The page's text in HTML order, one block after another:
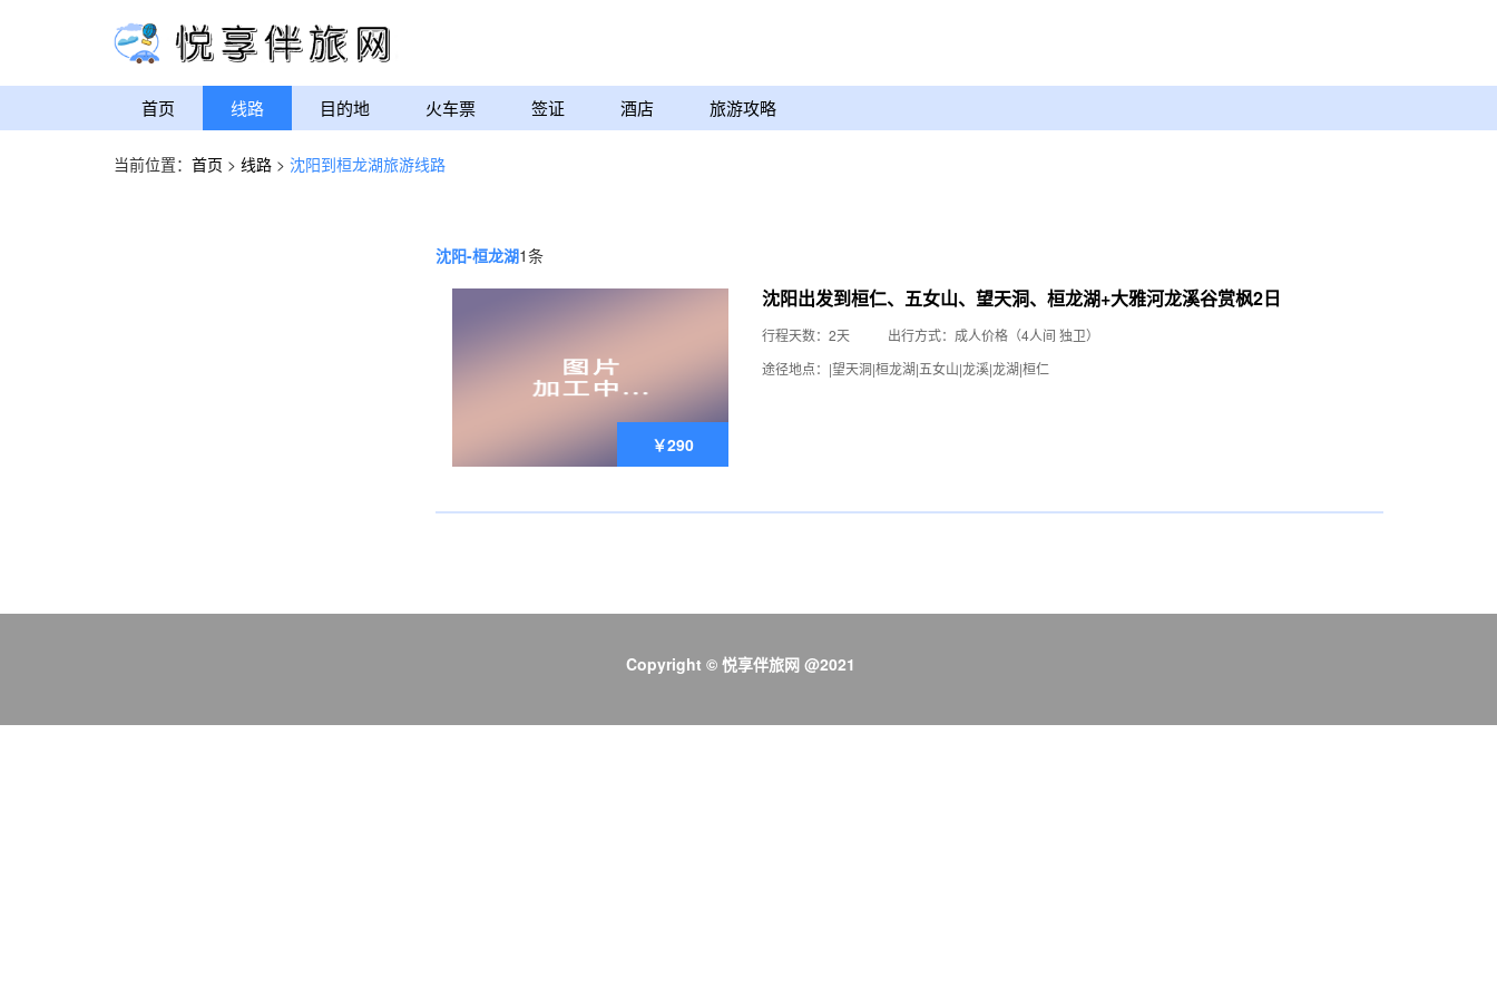
首页 线路 目的地 火车票 签证 酒店 旅游攻略
当前位置： 首页 > 线路 > 沈阳到桓龙湖旅游线路
沈阳-桓龙湖1条
￥290
沈阳出发到桓仁、五女山、望天洞、桓龙湖+大雅河龙溪谷赏枫2日
行程天数：2天
出行方式：成人价格（4人间 独卫）
途径地点：|望天洞|桓龙湖|五女山|龙溪|龙湖|桓仁
Copyright © 悦享伴旅网 @2021